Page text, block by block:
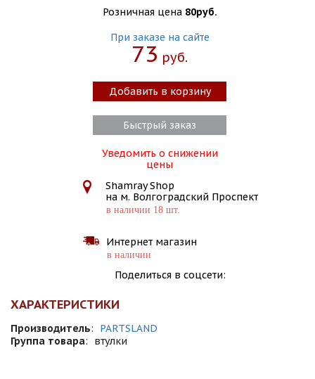
Розничная цена 80руб.
При заказе на сайте
73 Руб.
Добавить в корзину
Быстрый заказ
Уведомить о снижении
цены
Shamray Shop
на м. Волгоградский Проспект
в наличии 18 шт.
Интернет магазин
в наличии
Поделиться в соцсети:
ХАРАКТЕРИСТИКИ
Производитель:
PARTSLAND
Группа товара: втулки